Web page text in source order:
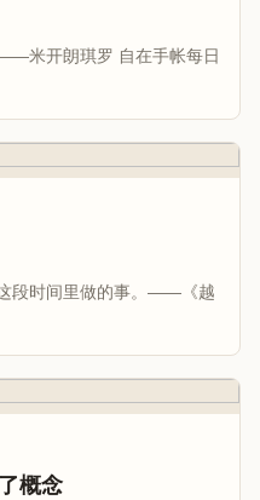
米开朗琪罗 自在手帐每日
段时间里做的事。——《越
概念